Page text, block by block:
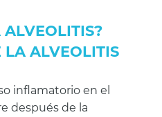
ALVEOLITIS?
LA ALVEOLITIS
inflamatorio en el
después de la